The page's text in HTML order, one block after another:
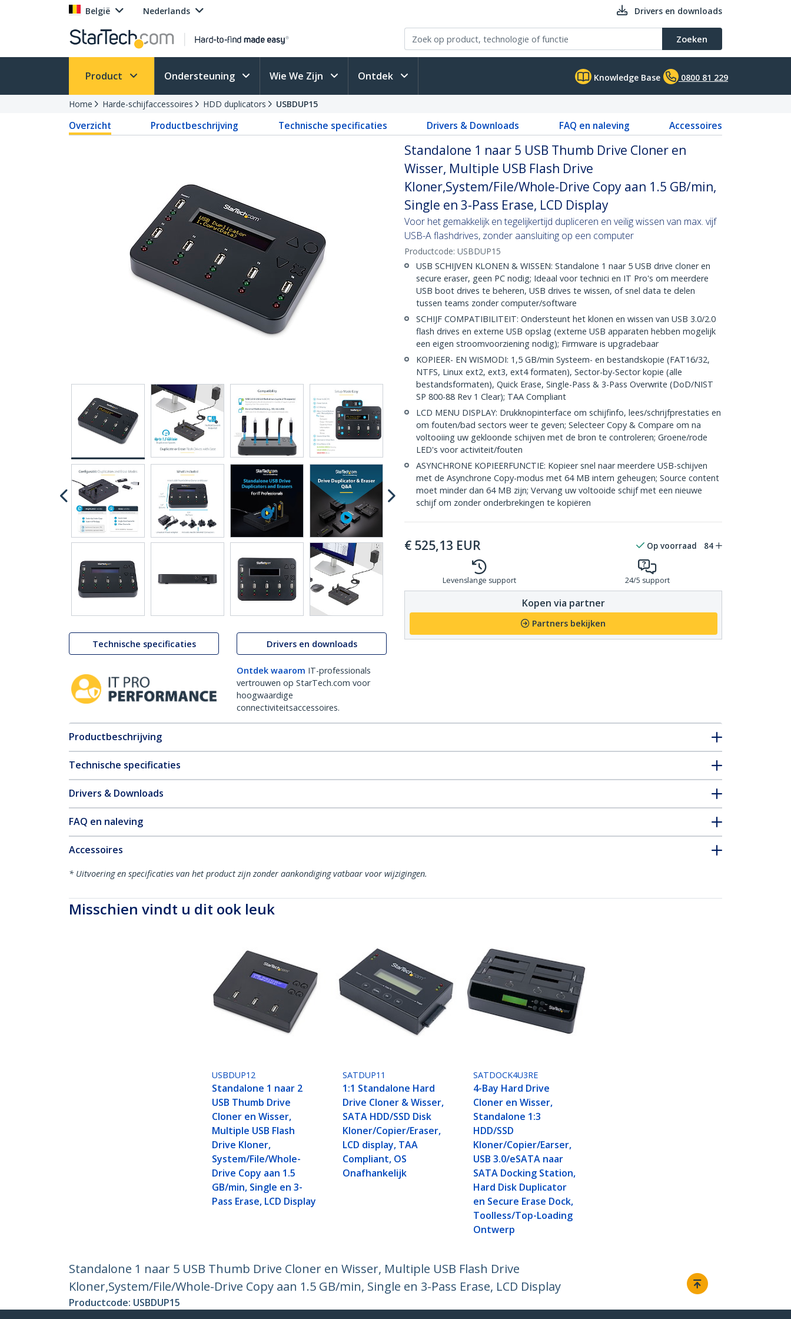
België Nederlands Drivers en downloads
Zoeken
Product Ondersteuning Wie We Zijn Ontdek Knowledge Base 0800 81 229
Home Harde-schijfaccessoires HDD duplicators USBDUP15
Overzicht Productbeschrijving Technische specificaties Drivers & Downloads FAQ en naleving Accessoires
Technische specificaties Drivers en downloads
Ontdek waarom IT-professionals
vertrouwen op StarTech.com voor
hoogwaardige
connectiviteitsaccessoires.
Standalone 1 naar 5 USB Thumb Drive Cloner en
Wisser, Multiple USB Flash Drive
Kloner,System/File/Whole-Drive Copy aan 1.5 GB/min,
Single en 3-Pass Erase, LCD Display
Voor het gemakkelijk en tegelijkertijd dupliceren en veilig wissen van max. vijf
USB-A flashdrives, zonder aansluiting op een computer
Productcode: USBDUP15
USB SCHIJVEN KLONEN & WISSEN: Standalone 1 naar 5 USB drive cloner en
secure eraser, geen PC nodig; Ideaal voor technici en IT Pro's om meerdere
USB boot drives te beheren, USB drives te wissen, of snel data te delen
tussen teams zonder computer/software
SCHIJF COMPATIBILITEIT: Ondersteunt het klonen en wissen van USB 3.0/2.0
flash drives en externe USB opslag (externe USB apparaten hebben mogelijk
een eigen stroomvoorziening nodig); Firmware is upgradebaar
KOPIEER- EN WISMODI: 1,5 GB/min Systeem- en bestandskopie (FAT16/32,
NTFS, Linux ext2, ext3, ext4 formaten), Sector-by-Sector kopie (alle
bestandsformaten), Quick Erase, Single-Pass & 3-Pass Overwrite (DoD/NIST
SP 800-88 Rev 1 Clear); TAA Compliant
LCD MENU DISPLAY: Drukknopinterface om schijfinfo, lees/schrijfprestaties en
om fouten/bad sectors weer te geven; Selecteer Copy & Compare om na
voltooiing uw gekloonde schijven met de bron te controleren; Groene/rode
LED's voor activiteit/fouten
ASYNCHRONE KOPIEERFUNCTIE: Kopieer snel naar meerdere USB-schijven
met de Asynchrone Copy-modus met 64 MB intern geheugen; Source content
moet minder dan 64 MB zijn; Vervang uw voltooide schijf met een nieuwe
schijf om zonder onderbrekingen te kopiëren
€ 525,13 EUR Op voorraad 84
Levenslange support 24/5 support
Kopen via partner
Partners bekijken
Productbeschrijving
Technische specificaties
Drivers & Downloads
FAQ en naleving
Accessoires
* Uitvoering en specificaties van het product zijn zonder aankondiging vatbaar voor wijzigingen.
Misschien vindt u dit ook leuk
USBDUP12
Standalone 1 naar 2
USB Thumb Drive
Cloner en Wisser,
Multiple USB Flash
Drive Kloner,
System/File/Whole-
Drive Copy aan 1.5
GB/min, Single en 3-
Pass Erase, LCD Display
SATDUP11
1:1 Standalone Hard
Drive Cloner & Wisser,
SATA HDD/SSD Disk
Kloner/Copier/Eraser,
LCD display, TAA
Compliant, OS
Onafhankelijk
SATDOCK4U3RE
4-Bay Hard Drive
Cloner en Wisser,
Standalone 1:3
HDD/SSD
Kloner/Copier/Earser,
USB 3.0/eSATA naar
SATA Docking Station,
Hard Disk Duplicator
en Secure Erase Dock,
Toolless/Top-Loading
Ontwerp
Standalone 1 naar 5 USB Thumb Drive Cloner en Wisser, Multiple USB Flash Drive
Kloner,System/File/Whole-Drive Copy aan 1.5 GB/min, Single en 3-Pass Erase, LCD Display
Productcode: USBDUP15